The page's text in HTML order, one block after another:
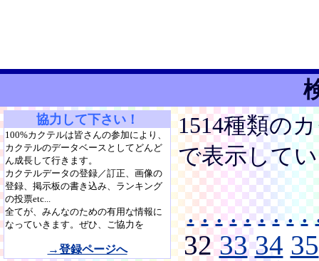
協力して下さい！
100%カクテルは皆さんの参加により、
カクテルのデータベースとしてどんど
ん成長して行きます。
カクテルデータの登録／訂正、画像の
登録、掲示板の書き込み、ランキング
の投票etc...
全てが、みんなのための有用な情報に
なっていきます。ぜひ、ご協力を
→登録ページへ
1514種類の
で表示して
. . . . . . . . .
3233 34 35